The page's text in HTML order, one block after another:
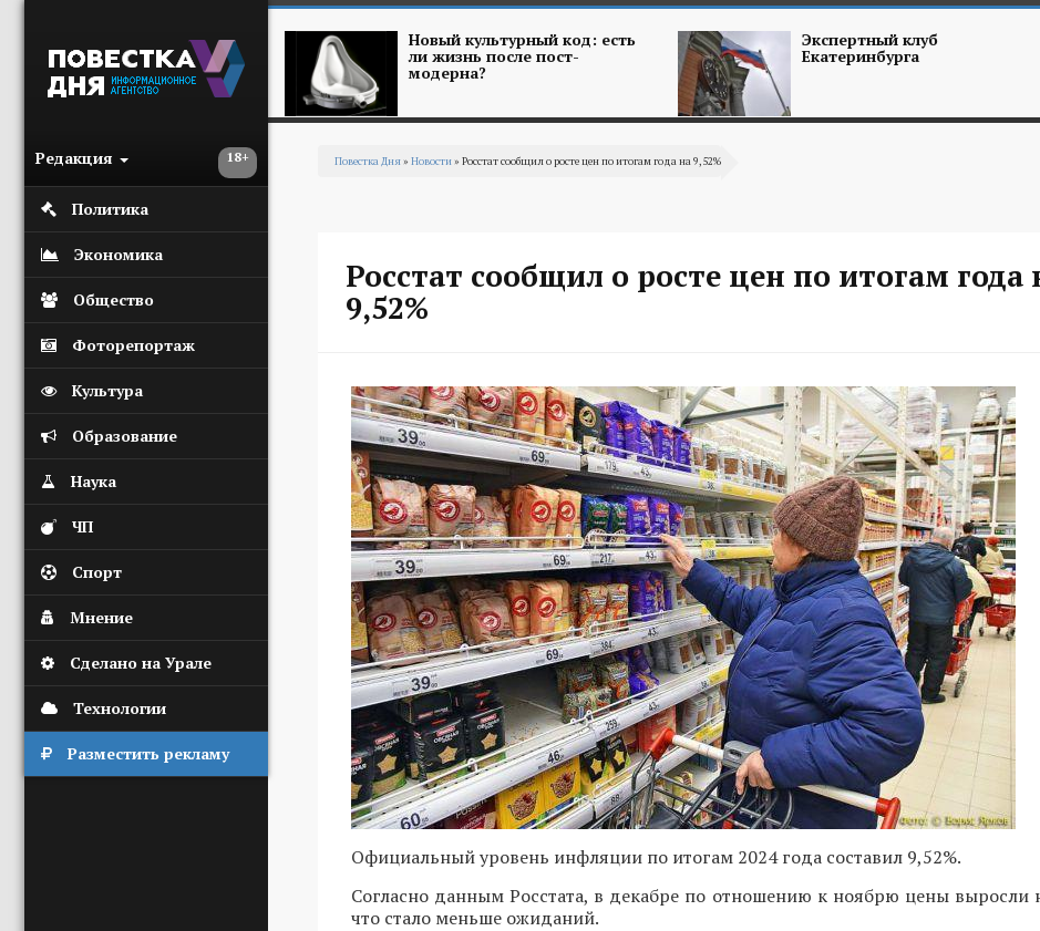
18+
Редакция
Политика
Экономика
Общество
Фоторепортаж
Культура
Образование
Наука
ЧП
Спорт
Мнение
Сделано на Урале
Технологии
Разместить рекламу
Новый культурный код: есть
ли жизнь после пост-
модерна?
Экспертный клуб
Екатеринбурга
Повестка Дня» Новости» Росстат сообщил о росте цен по итогам года на 9,52%
Росстат сообщил о росте цен по итогам года
9,52%
Официальный уровень инфляции по итогам 2024 года составил 9,52%.
Согласно данным Росстата, в декабре по отношению к ноябрю цены выросли
что стало меньше ожиданий.